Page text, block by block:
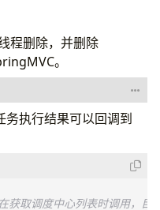
程删除，并删除
。
)
执行结果可以回调到